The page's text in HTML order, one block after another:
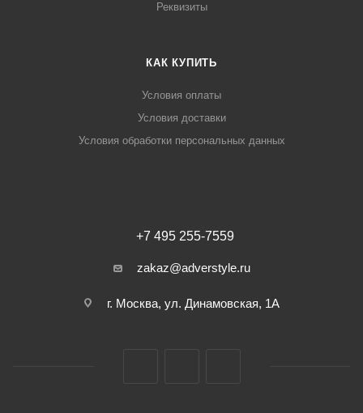
Реквизиты
КАК КУПИТЬ
Условия оплаты
Условия доставки
Условия обработки персональных данных
+7 495 255-7559
zakaz@adverstyle.ru
г. Москва, ул. Динамовская, 1А